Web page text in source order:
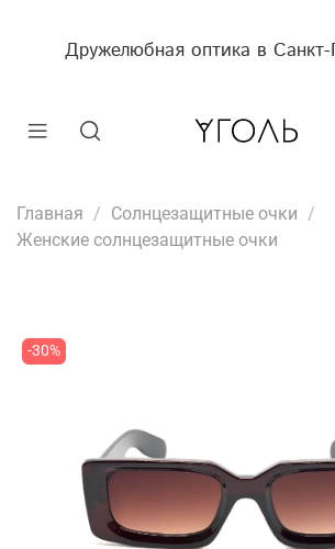
Дружелюбная оптика в Санкт-
Главная
Солнцезащитные очки
Женские солнцезащитные очки
-30%